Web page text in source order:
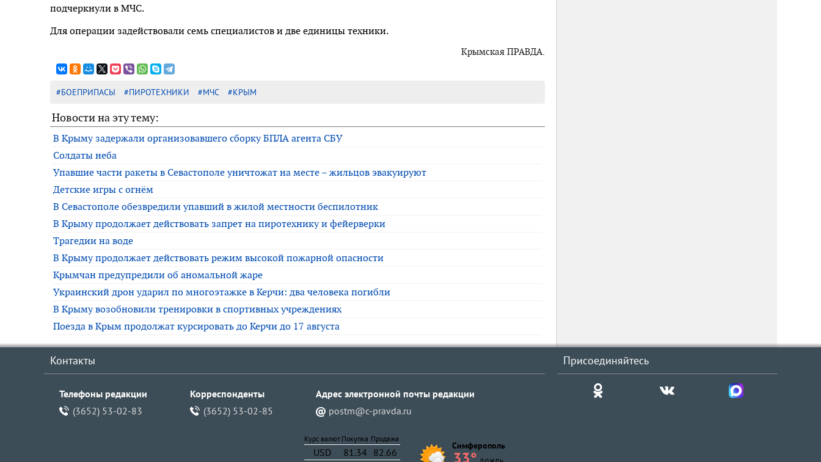
подчеркнули в МЧС.
Для операции задействовали семь специалистов и две единицы техники.
Крымская ПРАВДА.
#БОЕПРИПАСЫ #ПИРОТЕХНИКИ #МЧС #КРЫМ
Новости на эту тему:
В Крыму задержали организовавшего сборку БПЛА агента СБУ
Солдаты неба
Упавшие части ракеты в Севастополе уничтожат на месте – жильцов эвакуируют
Детские игры с огнём
В Севастополе обезвредили упавший в жилой местности беспилотник
В Крыму продолжает действовать запрет на пиротехнику и фейерверки
Трагедии на воде
В Крыму продолжает действовать режим высокой пожарной опасности
Крымчан предупредили об аномальной жаре
Украинский дрон ударил по многоэтажке в Керчи: два человека погибли
В Крыму возобновили тренировки в спортивных учреждениях
Поезда в Крым продолжат курсировать до Керчи до 17 августа
Контакты
Телефоны редакции
(3652) 53-02-83
Корреспонденты
(3652) 53-02-85
Адрес электронной почты pедакции
postm@c-pravda.ru
Присоединяйтесь
Курс валют Покупка Продажа
USD 81.34 82.66
Симферополь
33°